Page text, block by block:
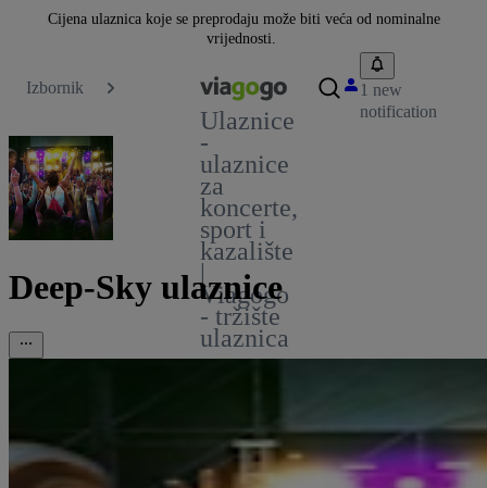
Cijena ulaznica koje se preprodaju može biti veća od nominalne
vrijednosti.
Izbornik
Ulaznice
-
ulaznice
za
koncerte,
sport i
kazalište
|
Viagogo
- tržište
ulaznica
1 new
notification
Deep-Sky ulaznice